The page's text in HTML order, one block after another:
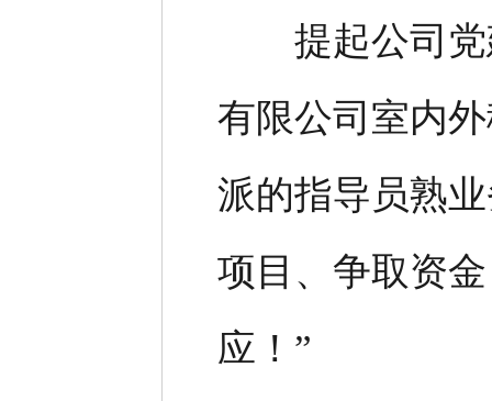
提起公司党
有限公司室内
派的指导员熟
项目、争取资
应！”